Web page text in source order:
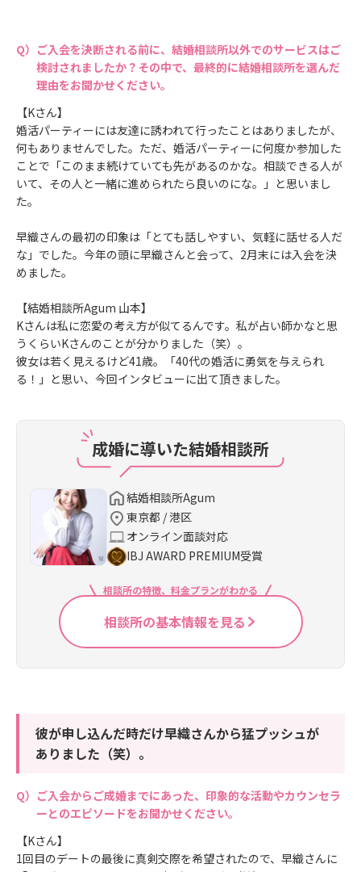
ご入会を決断される前に、結婚相談所以外でのサービスはご
検討されましたか？その中で、最終的に結婚相談所を選んだ
理由をお聞かせください。
【Kさん】
婚活パーティーには友達に誘われて行ったことはありましたが、
何もありませんでした。ただ、婚活パーティーに何度か参加した
ことで「このまま続けていても先があるのかな。相談できる人が
いて、その人と一緒に進められたら良いのにな。」と思いまし
た。
早織さんの最初の印象は「とても話しやすい、気軽に話せる人だ
な」でした。今年の頭に早織さんと会って、2月末には入会を決
めました。
【結婚相談所Agum 山本】
Kさんは私に恋愛の考え方が似てるんです。私が占い師かなと思
うくらいKさんのことが分かりました（笑）。
彼女は若く見えるけど41歳。「40代の婚活に勇気を与えられ
る！」と思い、今回インタビューに出て頂きました。
成婚に導いた結婚相談所
結婚相談所Agum
東京都 / 港区
オンライン面談対応
IBJ AWARD PREMIUM受賞
相談所の特徴、料金プランがわかる
相談所の基本情報を見る
彼が申し込んだ時だけ早織さんから猛プッシュが
ありました（笑）。
ご入会からご成婚までにあった、印象的な活動やカウンセラ
ーとのエピソードをお聞かせください。
【Kさん】
1回目のデートの最後に真剣交際を希望されたので、早織さんに